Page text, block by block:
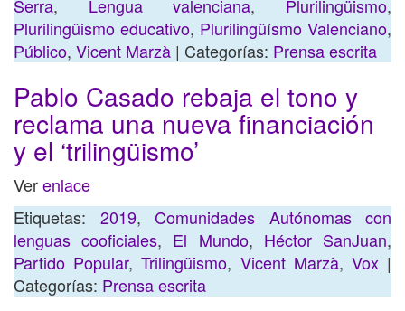
Serra, Lengua valenciana, Plurilingüismo,
Plurilingüismo educativo, Plurilingüísmo Valenciano,
Público, Vicent Marzà | Categorías: Prensa escrita
Pablo Casado rebaja el tono y
reclama una nueva financiación
y el ‘trilingüismo’
Verenlace
Etiquetas: 2019, Comunidades Autónomas con
lenguas cooficiales, El Mundo, Héctor SanJuan,
Partido Popular,Trilingüismo, Vicent Marzà, Vox|
Categorías: Prensa escrita